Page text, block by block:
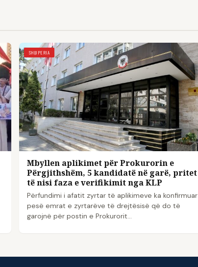
SHQIPERIA
Mbyllen aplikimet për Prokurorin e
Përgjithshëm, 5 kandidatë në garë, pritet
të nisi faza e verifikimit nga KLP
Përfundimi i afatit zyrtar të aplikimeve ka konfirmuar
pesë emrat e zyrtarëve të drejtësisë që do të
garojnë për postin e Prokurorit…